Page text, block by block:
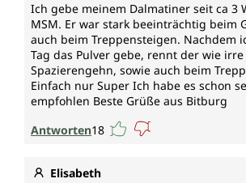
Ich gebe meinem Dalmatiner seit ca 3
MSM. Er war stark beeinträchtig beim
auch beim Treppensteigen. Nachdem
Tag das Pulver gebe, rennt der wie
Spazierengehn, sowie auch beim
Einfach nur Super Ich habe es schon
empfohlen Beste Grüße aus Bitburg
Antworten18
Elisabeth